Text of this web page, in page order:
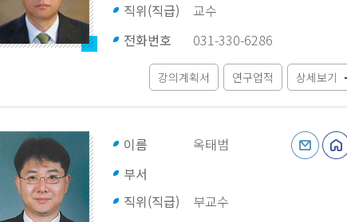
직위(직급)
교수
전화번호
031-330-6286
강의계획서 연구업적 상세보기
이름
옥태범
부서
직위(직급)
부교수